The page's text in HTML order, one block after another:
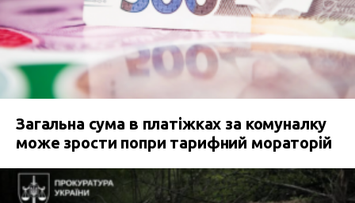
Загальна сума в платіжках за комуналку
може зрости попри тарифний мораторій